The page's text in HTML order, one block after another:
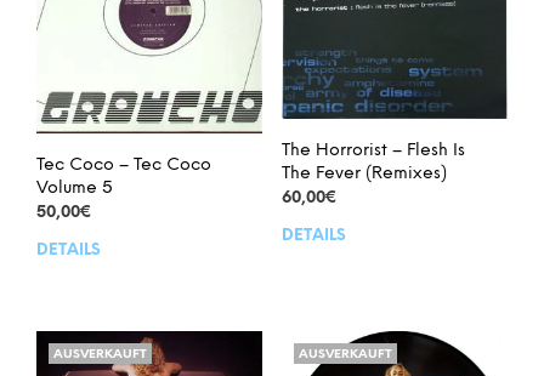
Tec Coco – Tec Coco
Volume 5
50,00€
DETAILS
The Horrorist – Flesh Is
The Fever (Remixes)
60,00€
DETAILS
AUSVERKAUFT AUSVERKAUFT